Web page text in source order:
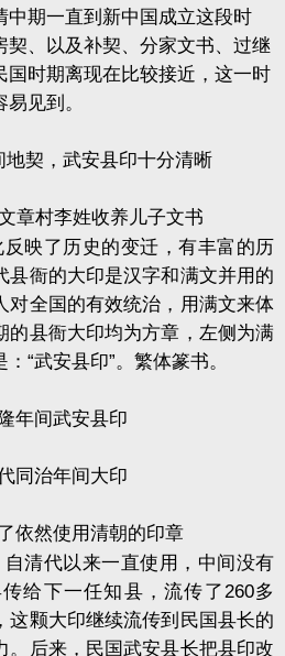
中期一直到新中国成立这段时
契、以及补契、分家文书、过继
国时期离现在比较接近，这一时
见到。
地契，武安县印十分清晰
章村李姓收养儿子文书
映了历史的变迁，有丰富的历
县衙的大印是汉字和满文并用的
对全国的有效统治，用满文来体
的县衙大印均为方章，左侧为满
“武安县印”。繁体篆书。
年间武安县印
同治年间大印
依然使用清朝的印章
清代以来一直使用，中间没有
给下一任知县，流传了260多
这颗大印继续流传到民国县长的
。后来，民国武安县长把县印改